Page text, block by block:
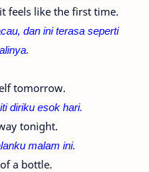
feels like the first time.
dan ini terasa seperti
tomorrow.
diriku esok hari.
tonight.
malam ini.
a bottle.